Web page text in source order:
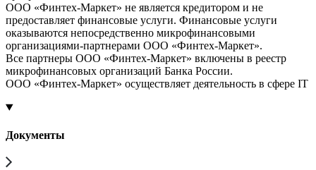
ООО «Финтех-Маркет» не является кредитором и не
предоставляет финансовые услуги. Финансовые услуги
оказываются непосредственно микрофинансовыми
организациями-партнерами ООО «Финтех-Маркет».
Все партнеры ООО «Финтех-Маркет» включены в реестр
микрофинансовых организаций Банка России.
ООО «Финтех-Маркет» осуществляет деятельность в сфере IT
Документы